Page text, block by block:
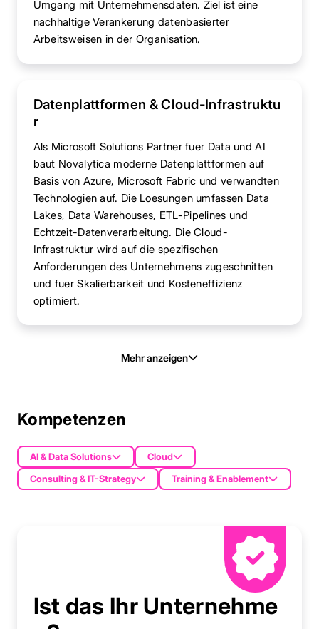
Umgang mit Unternehmensdaten. Ziel ist eine
nachhaltige Verankerung datenbasierter
Arbeitsweisen in der Organisation.
Datenplattformen & Cloud-Infrastruktu
r
Als Microsoft Solutions Partner fuer Data und AI
baut Novalytica moderne Datenplattformen auf
Basis von Azure, Microsoft Fabric und verwandten
Technologien auf. Die Loesungen umfassen Data
Lakes, Data Warehouses, ETL-Pipelines und
Echtzeit-Datenverarbeitung. Die Cloud-
Infrastruktur wird auf die spezifischen
Anforderungen des Unternehmens zugeschnitten
und fuer Skalierbarkeit und Kosteneffizienz
optimiert.
Mehr anzeigen
Kompetenzen
AI & Data Solutions
Cloud
Consulting & IT-Strategy
Training & Enablement
Ist das Ihr Unternehme